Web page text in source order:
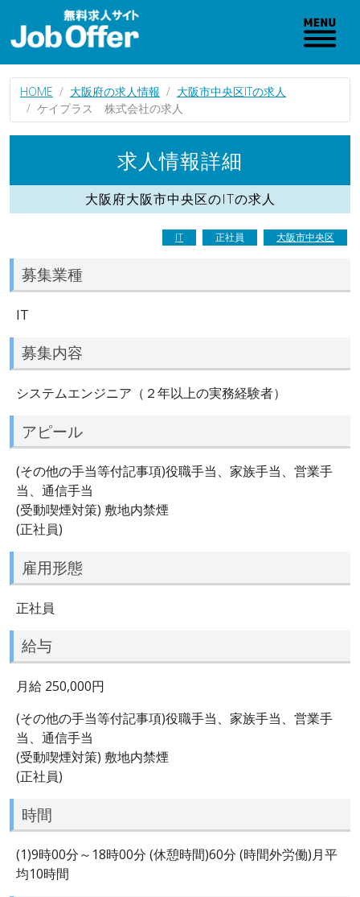
HOME 大阪府の求人情報
大阪市中央区ITの求人
ケイプラス 株式会社の求人
求人情報詳細
大阪府大阪市中央区のITの求人
IT 正社員 大阪市中央区
募集業種
IT
募集内容
システムエンジニア（２年以上の実務経験者）
アピール
(その他の手当等付記事項)役職手当、家族手当、営業手
当、通信手当
(受動喫煙対策) 敷地内禁煙
(正社員)
雇用形態
正社員
給与
月給 250,000円
(その他の手当等付記事項)役職手当、家族手当、営業手
当、通信手当
(受動喫煙対策) 敷地内禁煙
(正社員)
時間
(1)9時00分～18時00分 (休憩時間)60分 (時間外労働)月平
均10時間